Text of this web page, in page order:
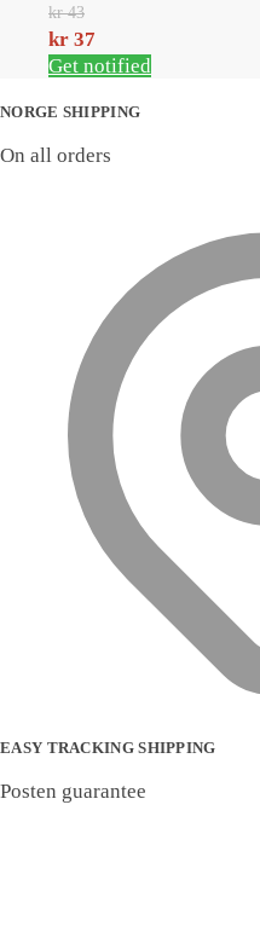
kr43
Opprinnelig
pris
var:
kr 43.
kr 37
Nåværende
er:
Get notified
NORGE SHIPPING
On all orders
EASY TRACKING SHIPPING
Posten guarantee